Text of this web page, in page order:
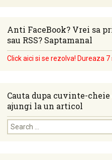
Anti FaceBook? Vrei sa
sau RSS? Saptamanal
Click aici si se rezolva! Dureaza 7
Cauta dupa cuvinte-
ajungi la un articol
Search for: